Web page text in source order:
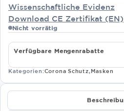
Wissenschaftliche Evidenz
Download CE Zertifikat (EN)
Nicht vorrätig
Verfügbare Mengenrabatte
Kategorien:Corona Schutz,Masken